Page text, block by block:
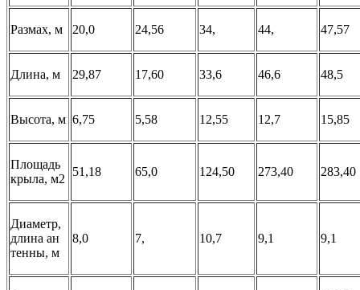
Размах, м 20,0 24,56 34, 44, 47,57
Длина, м 29,87 17,60 33,6 46,6 48,5
Высота, м 6,75 5,58 12,55 12,7 15,85
Площадь
крыла, м2
51,18 65,0 124,50 273,40 283,40
Диаметр,
длина ан
тенны, м
8,0 7, 10,7 9,1 9,1